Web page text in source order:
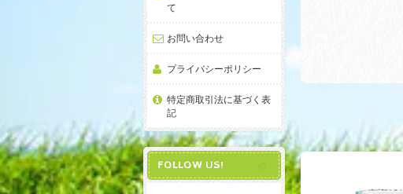
て
お問い合わせ
プライバシーポリシー
特定商取引法に基づく表
記
FOLLOW US!